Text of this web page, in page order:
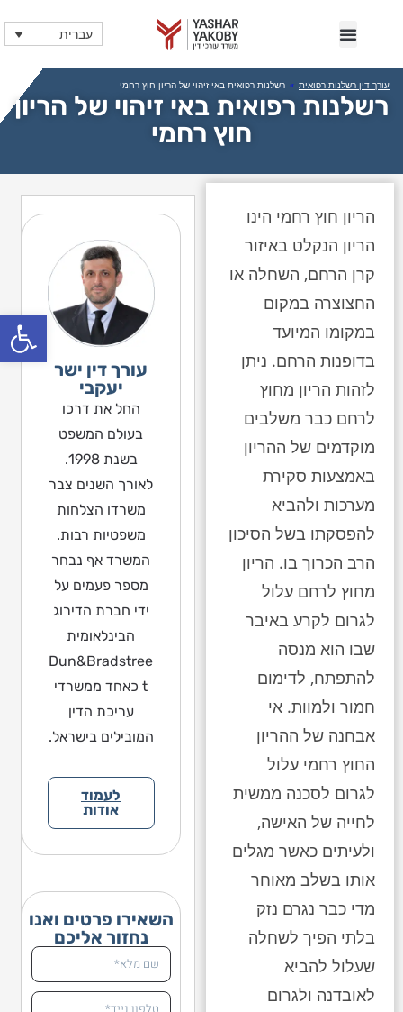
עברית
עורך דין רשלנות רפואית » רשלנות רפואית באי זיהוי של הריון חוץ רחמי
רשלנות רפואית באי זיהוי של הריון
חוץ רחמי
הריון חוץ רחמי הינו
הריון הנקלט באיזור
קרן הרחם, השחלה או
החצוצרה במקום
במקומו המיועד
בדופנות הרחם. ניתן
לזהות הריון מחוץ
לרחם כבר משלבים
מוקדמים של ההריון
באמצעות סקירת
מערכות ולהביא
להפסקתו בשל הסיכון
הרב הכרוך בו. הריון
מחוץ לרחם עלול
לגרום לקרע באיבר
שבו הוא מנסה
להתפתח, לדימום
חמור ולמוות. אי
אבחנה של ההריון
החוץ רחמי עלול
לגרום לסכנה ממשית
לחייה של האישה,
ולעיתים כאשר מגלים
אותו בשלב מאוחר
מדי כבר נגרם נזק
בלתי הפיך לשחלה
שעלול להביא
לאובדנה ולגרום
עורך דין ישר
יעקבי
החל את דרכו
בעולם המשפט
בשנת 1998.
לאורך השנים צבר
משרדו הצלחות
משפטיות רבות.
המשרד אף נבחר
מספר פעמים על
ידי חברת הדירוג
הבינלאומית
Dun&Bradstree
t כאחד ממשרדי
עריכת הדין
המובילים בישראל.
לעמוד
אודות
השאירו פרטים ואנו
נחזור אליכם